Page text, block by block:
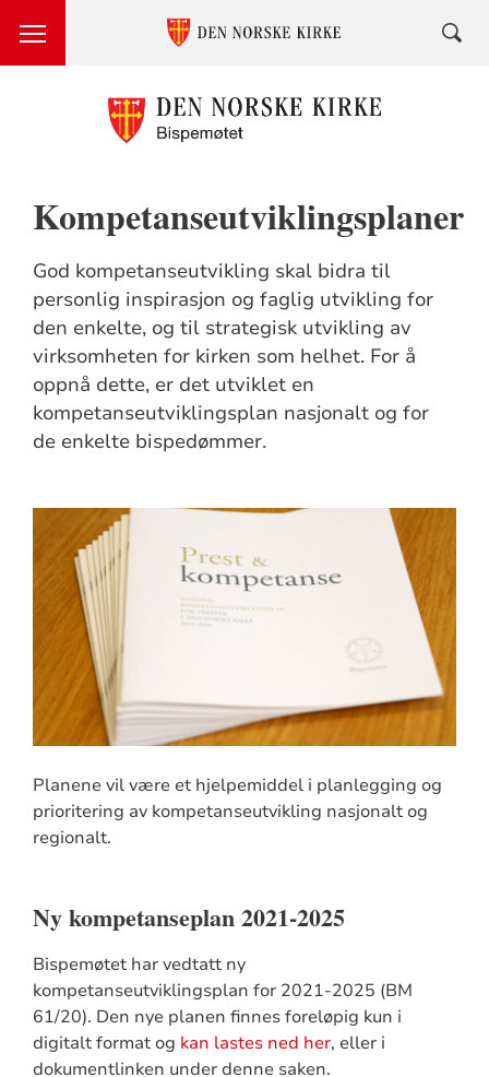
Kompetanseutviklingsplaner
God kompetanseutvikling skal bidra til
personlig inspirasjon og faglig utvikling for
den enkelte, og til strategisk utvikling av
virksomheten for kirken som helhet. For å
oppnå dette, er det utviklet en
kompetanseutviklingsplan nasjonalt og for
de enkelte bispedømmer.
Planene vil være et hjelpemiddel i planlegging og
prioritering av kompetanseutvikling nasjonalt og
regionalt.
Ny kompetanseplan 2021-2025
Bispemøtet har vedtatt ny
kompetanseutviklingsplan for 2021-2025 (BM
61/20). Den nye planen finnes foreløpig kun i
digitalt format og kan lastes ned her, eller i
dokumentlinken under denne saken.